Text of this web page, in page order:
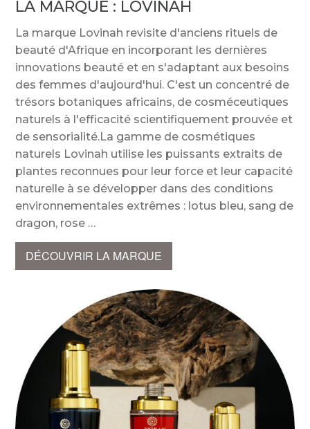
LA MARQUE : LOVINAH
La marque Lovinah revisite d'anciens rituels de
beauté d'Afrique en incorporant les dernières
innovations beauté et en s'adaptant aux besoins
des femmes d'aujourd'hui. C'est un concentré de
trésors botaniques africains, de cosméceutiques
naturels à l'efficacité scientifiquement prouvée et
de sensorialité.La gamme de cosmétiques
naturels Lovinah utilise les puissants extraits de
plantes reconnues pour leur force et leur capacité
naturelle à se développer dans des conditions
environnementales extrêmes : lotus bleu, sang de
dragon, rose
DÉCOUVRIR LA MARQUE